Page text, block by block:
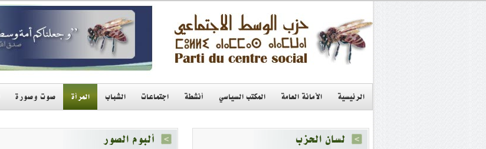
الرئيسية الأمانة العامة المكتب السياسي أنشطة اجتماعات الشباب المرأة صوت وصورة
لسان الحزب ألبوم الصور